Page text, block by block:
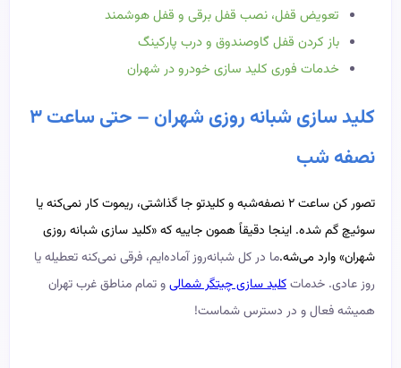
تعویض قفل، نصب قفل برقی و قفل هوشمند
باز کردن قفل گاوصندوق و درب پارکینگ
خدمات فوری کلید سازی خودرو در شهران
کلید سازی شبانه روزی شهران – حتی ساعت ۳
نصفه شب
تصور کن ساعت ۲ نصفه‌شبه و کلیدتو جا گذاشتی، ریموت کار نمی‌کنه یا
سوئیچ گم شده. اینجا دقیقاً همون جاییه که «کلید سازی شبانه‌ روزی
شهران» وارد می‌شه.ما در کل شبانه‌روز آماده‌ایم، فرقی نمی‌کنه تعطیله یا
روز عادی. خدماتکلید سازی چیتگر شمالیو تمام مناطق غرب تهران
همیشه فعال و در دسترس شماست!